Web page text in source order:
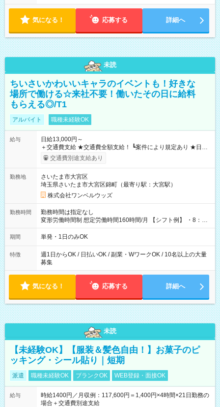
気になる！ 応募する 詳細へ
未読
ちいさいかわいいキャラのイベントも！好きな
場所で働ける☆来社不要！働いたその日に給料
もらえる◎/T1
アルバイト 職種未経験OK
給与
日給13,000円～
＋交通費支給 ★交通費全額支給！ ┗案件により規定あり ★日払
いOK！（規定あり） ┗働いたその日に現金GET♪ お仕事後はコ
ンビニATMから 日払い分を引き落とせます！ 【試用期間】試
交通費別途支給あり
勤務地
さいたま市大宮区
埼玉県さいたま市大宮区錦町（最寄り駅：大宮駅）
株式会社ワンベルウッズ
勤務時間
勤務時間は指定なし
変形労働時間制 想定労働時間160時間/月 【シフト例】 ・8：00
～21：00
期間 単発・1日のみOK
特徴
週1日からOK / 日払いOK / 副業・WワークOK / 10名以上の大量
募集
気になる！ 応募する 詳細へ
未読
【未経験OK】【服装＆髪色自由！】お菓子のピ
ッキング・シール貼り｜短期
派遣 職種未経験OK ブランクOK WEB登録・面接OK
給与
時給1400円／月収例：117,600円＝1,400円×4時間×21日勤務の
場合＋交通費別途支給